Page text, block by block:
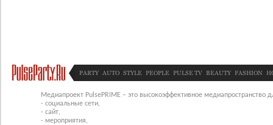
PARTY AUTO STYLE PEOPLE PULSE TV BEAUTY FASHION
Медиапроект PulsePRIME – это высокоэффективное медиапространство
- социальные сети,
- сайт,
- мероприятия,